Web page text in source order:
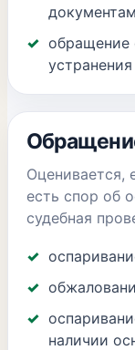
обращение
Оценивается,
есть спор об
судебная
наличии